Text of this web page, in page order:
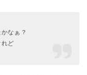
なぁ？
ど